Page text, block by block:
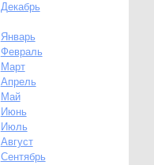
Декабрь
Январь
Февраль
Март
Апрель
Май
Июнь
Июль
Август
Сентябрь